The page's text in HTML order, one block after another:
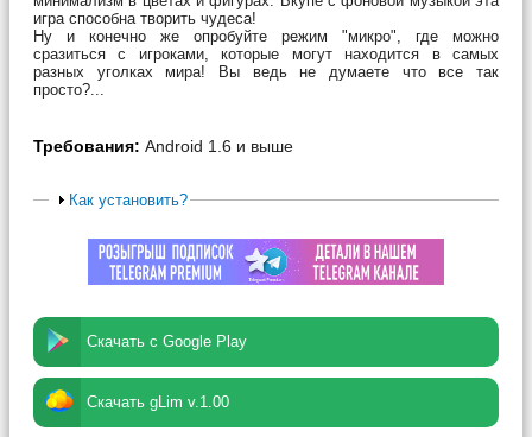
игра способна творить чудеса!
Ну и конечно же опробуйте режим "микро", где можно
сразиться с игроками, которые могут находится в самых
разных уголках мира! Вы ведь не думаете что все так
просто?...
Требования: Android 1.6 и выше
Как установить?
Скачать с Google Play
Скачать gLim v.1.00